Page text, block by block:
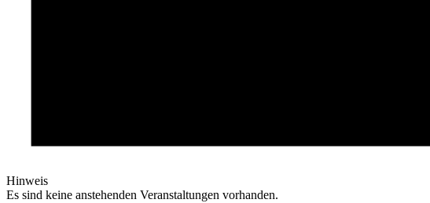
Hinweis
Es sind keine anstehenden Veranstaltungen vorhanden.